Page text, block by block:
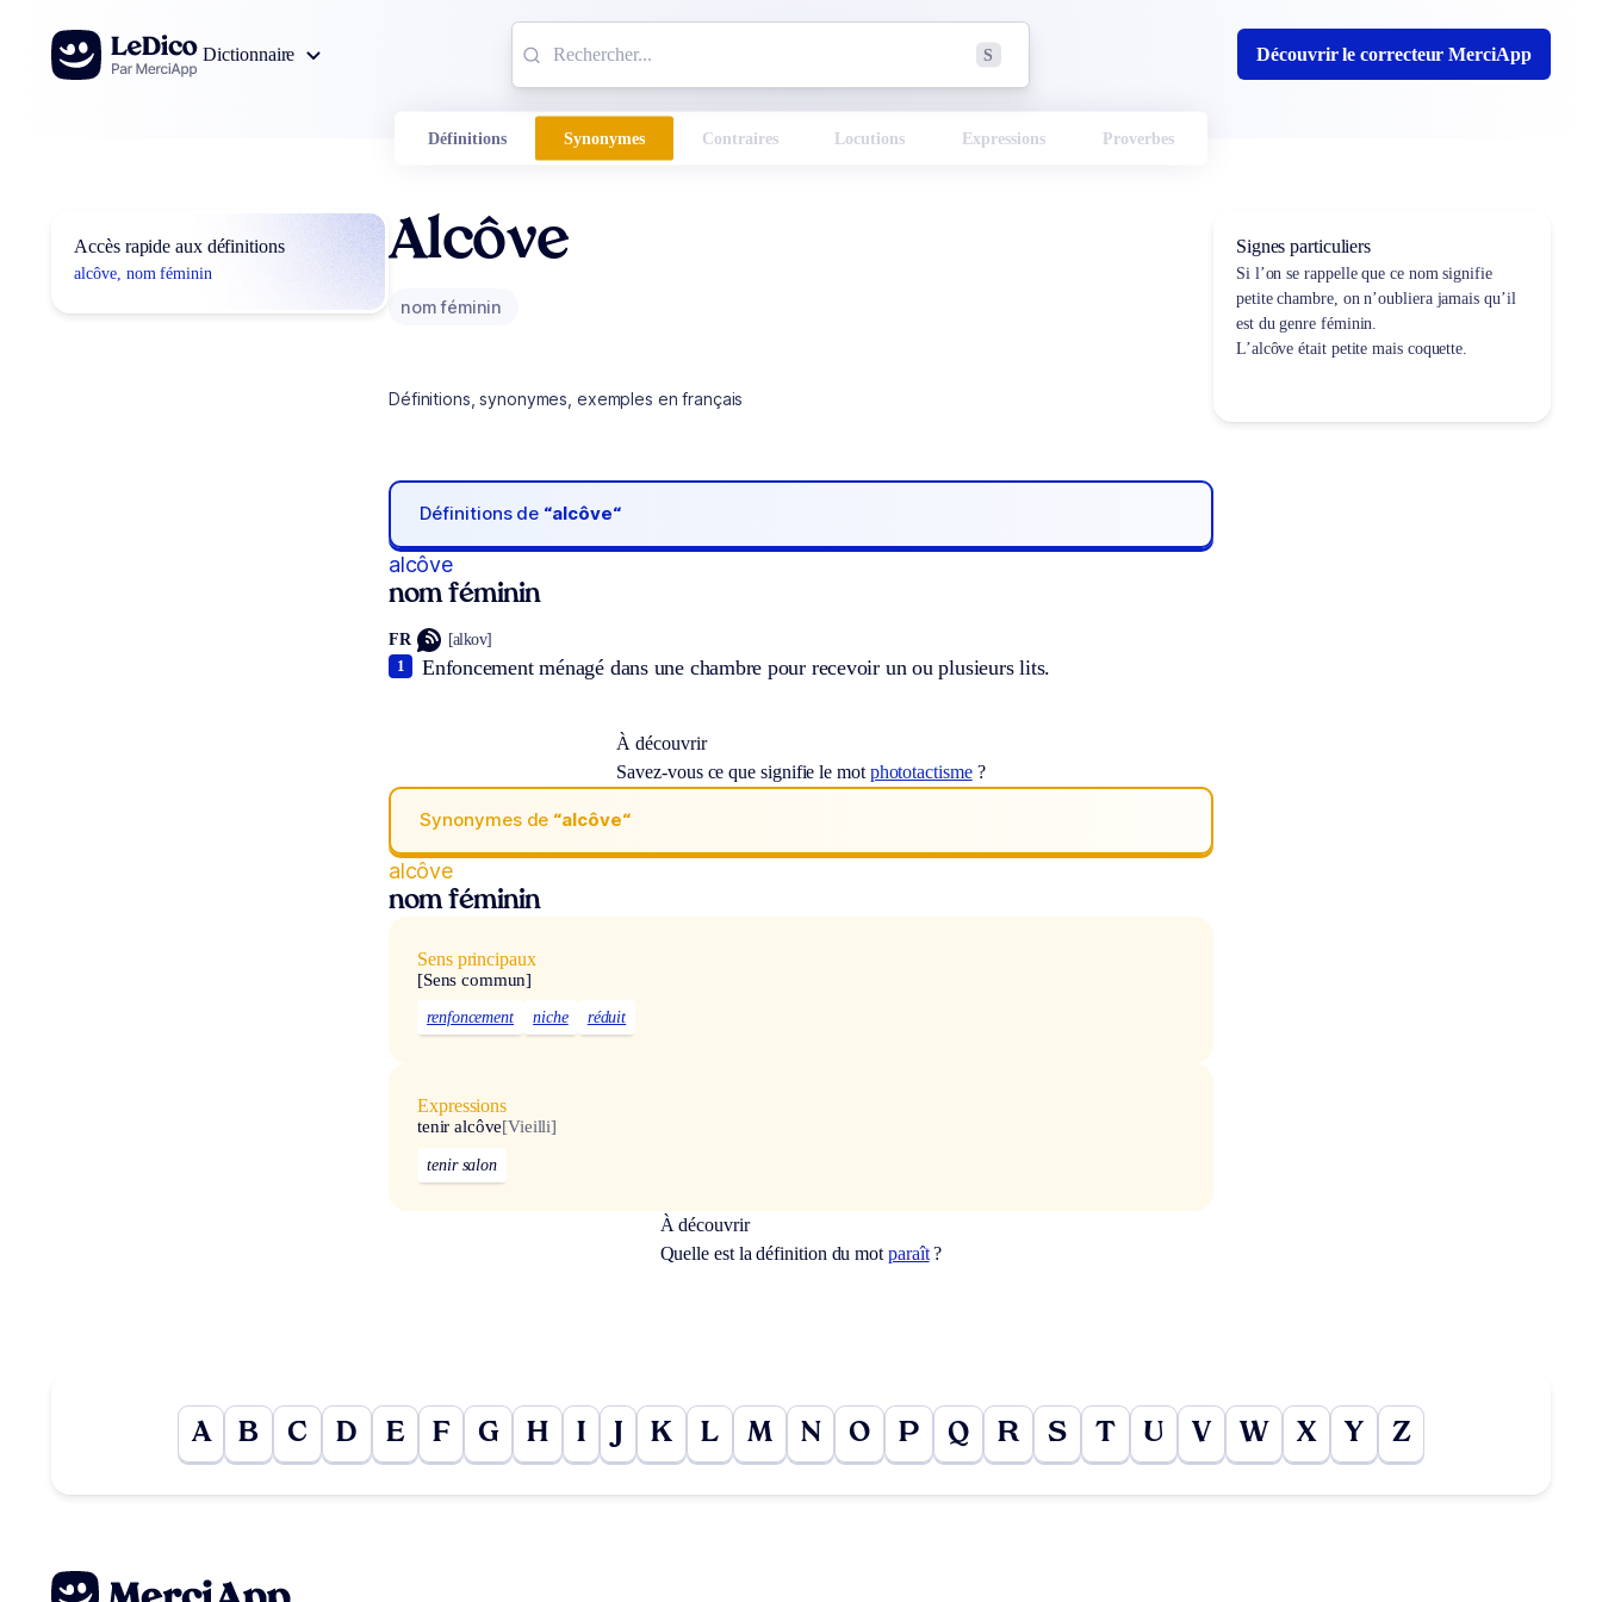
Aller au contenu
Dictionnaire
S Découvrir le correcteur MerciApp
Définitions Synonymes Contraires Locutions Expressions Proverbes
Accès rapide aux définitions
alcôve, nom féminin
Alcôve
nom féminin
Définitions, synonymes, exemples en français
Définitions de “alcôve“
alcôve
nom féminin
FR [alkov]
Enfoncement ménagé dans une chambre pour recevoir un ou plusieurs lits.
1
À découvrir
Savez-vous ce que signifie le mot phototactisme?
Synonymes de “alcôve“
alcôve
nom féminin
Sens principaux
[Sens commun]
renfoncement niche réduit
Expressions
tenir alcôve[Vieilli]
tenir salon
À découvrir
Quelle est la définition du motparaît?
Signes particuliers
Si l’on se rappelle que ce nom signifie
petite chambre, on n’oubliera jamais qu’il
est du genre féminin.
L’alcôve était petite mais coquette.
A B C D E F G H I J K L M N O P Q R S T U V W X Y Z